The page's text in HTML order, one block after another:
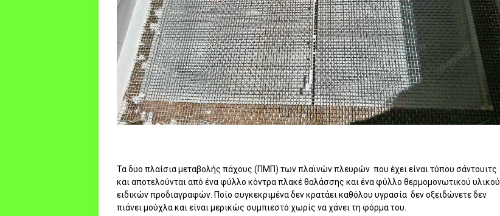
Τα δυο πλαίσια μεταβολής πάχους (ΠΜΠ) των πλαϊνών πλευρών που έχει είναι τύπου σάντουιτς
και αποτελούνται από ένα φύλλο κόντρα πλακέ θαλάσσης και ένα φύλλο θερμομονωτικού υλικού
ειδικών προδιαγραφών. Ποίο συγκεκριμένα δεν κρατάει καθόλου υγρασία δεν οξειδώνετε δεν
πιάνει μούχλα και είναι μερικώς συμπιεστό χωρίς να χάνει τη φόρμα του.